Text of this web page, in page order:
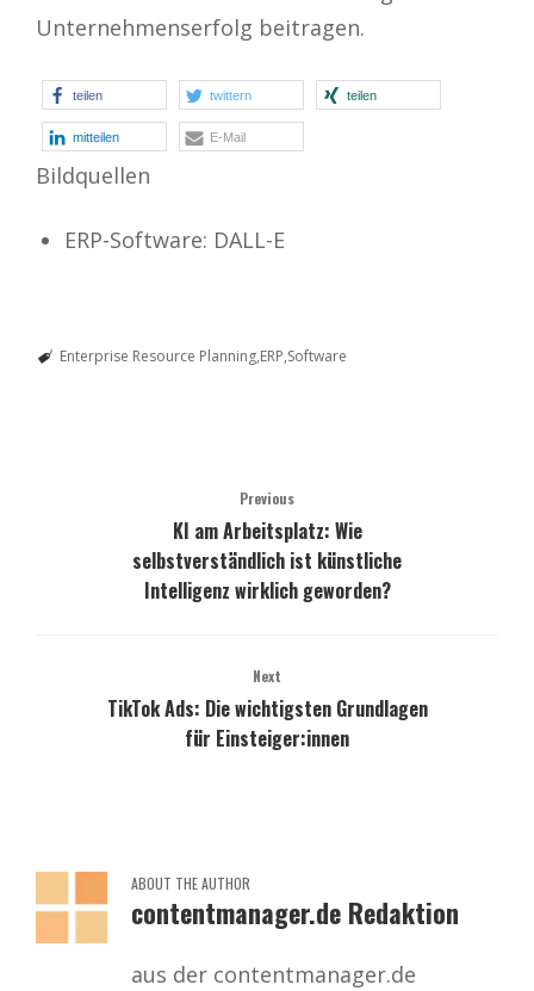
Unternehmenserfolg beitragen.
teilen twittern teilen
mitteilen E-Mail
Bildquellen
ERP-Software: DALL-E
Enterprise Resource Planning ERP Software
Previous
KI am Arbeitsplatz: Wie
selbstverständlich ist künstliche
Intelligenz wirklich geworden?
Next
TikTok Ads: Die wichtigsten Grundlagen
für Einsteiger:innen
ABOUT THE AUTHOR
contentmanager.de Redaktion
aus der contentmanager.de